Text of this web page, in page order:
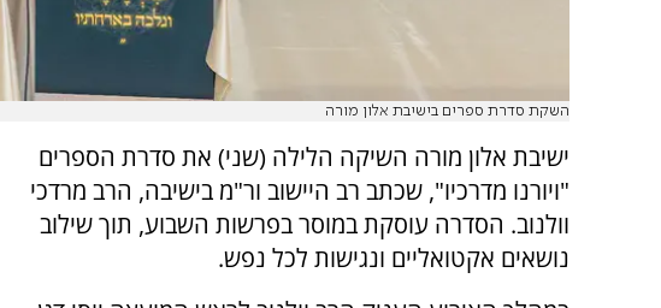
השקת סדרת ספרים בישיבת אלון מורה
ישיבת אלון מורה השיקה הלילה (שני) את סדרת הספרים
"ויורנו מדרכיו", שכתב רב היישוב ור"מ בישיבה, הרב מרדכי
וולנוב. הסדרה עוסקת במוסר בפרשות השבוע, תוך שילוב
נושאים אקטואליים ונגישות לכל נפש.